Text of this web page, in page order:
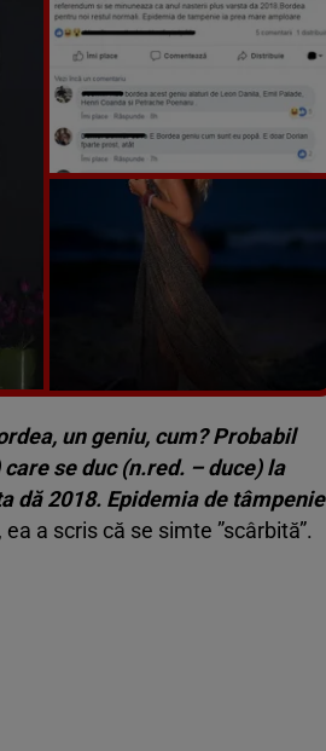
Vezi galeria foto
3 poze
un geniu, cum? Probabil
se duc (n.red. – duce) la
dă 2018. Epidemia de tâmpenie
a scris că se simte ”scârbită”.